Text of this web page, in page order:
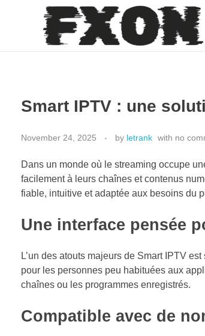
fxon
Smart IPTV : une
November 24, 2025 by letrank with no
Dans un monde où le streaming occupe
facilement à leurs chaînes et contenus
fiable, intuitive et adaptée aux besoins du
Une interface pensée
L’un des atouts majeurs de Smart IPTV
pour les personnes peu habituées aux
chaînes ou les programmes enregistrés.
Compatible avec de